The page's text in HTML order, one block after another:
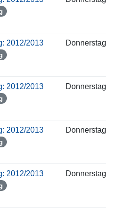
2012/2013 Donnerstag
2012/2013 Donnerstag
2012/2013 Donnerstag
2012/2013 Donnerstag